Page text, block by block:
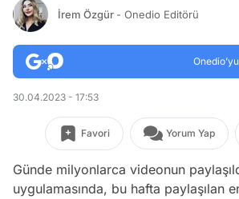
İrem Özgür - Onedio Editörü
30.04.2023 - 17:53
Favori Yorum Yap
Günde milyonlarca videonun
uygulamasında, bu hafta paylaşılan